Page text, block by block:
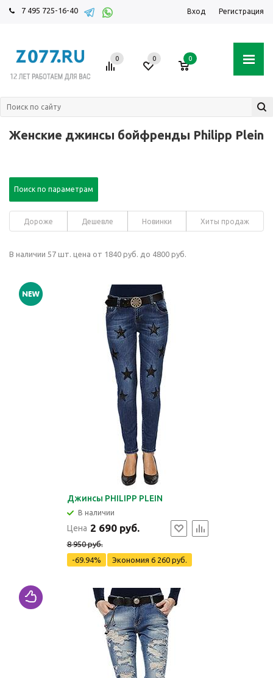
7 495 725-16-40 Вход Регистрация
0 0 0
Женские джинсы бойфренды Philipp Plein
Поиск по параметрам
Дороже Дешевле Новинки Хиты продаж
В наличии 57 шт. цена от 1840 руб. до 4800 руб.
Джинсы PHILIPP PLEIN
В наличии
Цена 2 690 руб.
8 950 руб.
-69.94%
Экономия 6 260 руб.